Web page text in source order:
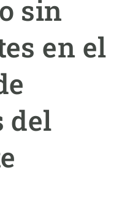
sin
en el
del